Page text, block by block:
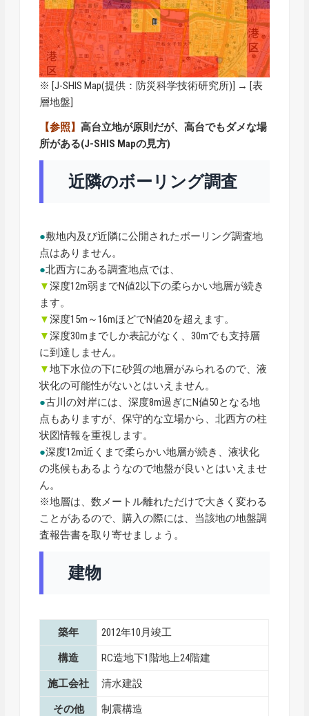
※ [J-SHIS Map(提供：防災科学技術研究所)] → [表
層地盤]
【参照】高台立地が原則だが、高台でもダメな場
所がある(J-SHIS Mapの見方)
近隣のボーリング調査
●敷地内及び近隣に公開されたボーリング調査地
点はありません。
●北西方にある調査地点では、
▼深度12m弱までN値2以下の柔らかい地層が続き
ます。
▼深度15m～16mほどでN値20を超えます。
▼深度30mまでしか表記がなく、30mでも支持層
に到達しません。
▼地下水位の下に砂質の地層がみられるので、液
状化の可能性がないとはいえません。
●古川の対岸には、深度8m過ぎにN値50となる地
点もありますが、保守的な立場から、北西方の柱
状図情報を重視します。
●深度12m近くまで柔らかい地層が続き、液状化
の兆候もあるようなので地盤が良いとはいえませ
ん。
※地層は、数メートル離れただけで大きく変わる
ことがあるので、購入の際には、当該地の地盤調
査報告書を取り寄せましょう。
建物
築年 2012年10月竣工
構造 RC造地下1階地上24階建
施工会社 清水建設
その他 制震構造